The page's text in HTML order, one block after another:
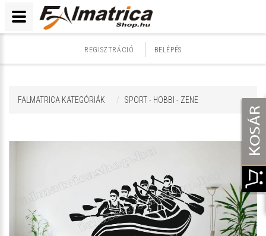
REGISZTRÁCIÓ BELÉPÉS
FALMATRICA KATEGÓRIÁK SPORT - HOBBI - ZENE